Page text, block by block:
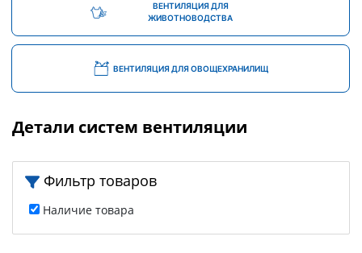
ВЕНТИЛЯЦИЯ ДЛЯ
ЖИВОТНОВОДСТВА
ВЕНТИЛЯЦИЯ ДЛЯ ОВОЩЕХРАНИЛИЩ
Детали систем вентиляции
Фильтр товаров
Наличие товара